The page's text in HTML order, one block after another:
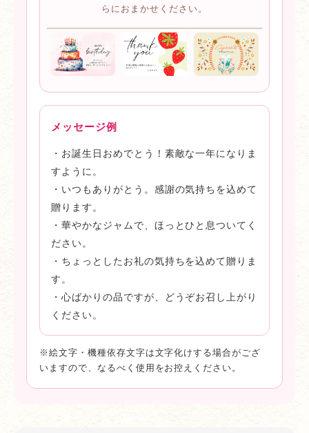
らにおまかせください。
メッセージ例
・お誕生日おめでとう！素敵な一年になりま
すように。
・いつもありがとう。感謝の気持ちを込めて
贈ります。
・華やかなジャムで、ほっとひと息ついてく
ださい。
・ちょっとしたお礼の気持ちを込めて贈りま
す。
・心ばかりの品ですが、どうぞお召し上がり
ください。
※絵文字・機種依存文字は文字化けする場合がござ
いますので、なるべく使用をお控えください。